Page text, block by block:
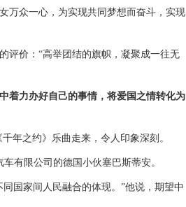
众一心，为实现共同梦想而奋斗，实现
价：“高举团结的旗帜，凝聚成一往无
力办好自己的事情，将爱国之情转化为
年之约》乐曲走来，令人印象深刻。
有限公司的德国小伙塞巴斯蒂安。
国家间人民融合的体现。”他说，期望中